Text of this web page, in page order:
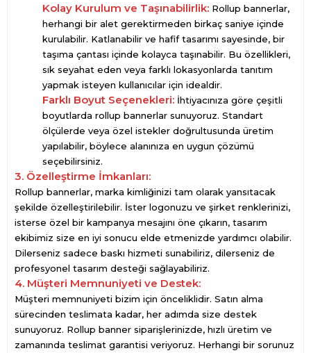
Kolay Kurulum ve Taşınabilirlik: Rollup bannerlar,
herhangi bir alet gerektirmeden birkaç saniye içinde
kurulabilir. Katlanabilir ve hafif tasarımı sayesinde, bir
taşıma çantası içinde kolayca taşınabilir. Bu özellikleri,
sık seyahat eden veya farklı lokasyonlarda tanıtım
yapmak isteyen kullanıcılar için idealdir.
Farklı Boyut Seçenekleri: İhtiyacınıza göre çeşitli
boyutlarda rollup bannerlar sunuyoruz. Standart
ölçülerde veya özel istekler doğrultusunda üretim
yapılabilir, böylece alanınıza en uygun çözümü
seçebilirsiniz.
3. Özelleştirme İmkanları:
Rollup bannerlar, marka kimliğinizi tam olarak yansıtacak
şekilde özelleştirilebilir. İster logonuzu ve şirket renklerinizi,
isterse özel bir kampanya mesajını öne çıkarın, tasarım
ekibimiz size en iyi sonucu elde etmenizde yardımcı olabilir.
Dilerseniz sadece baskı hizmeti sunabiliriz, dilerseniz de
profesyonel tasarım desteği sağlayabiliriz.
4. Müşteri Memnuniyeti ve Destek:
Müşteri memnuniyeti bizim için önceliklidir. Satın alma
sürecinden teslimata kadar, her adımda size destek
sunuyoruz. Rollup banner siparişlerinizde, hızlı üretim ve
zamanında teslimat garantisi veriyoruz. Herhangi bir sorunuz